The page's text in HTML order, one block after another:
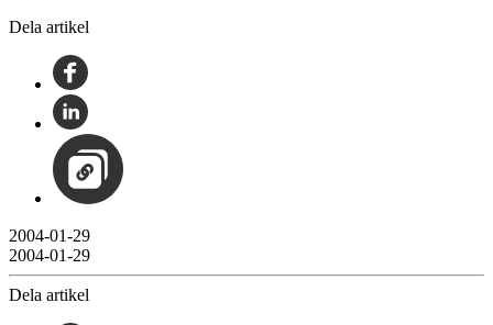
Dela artikel
2004-01-29
2004-01-29
Dela artikel